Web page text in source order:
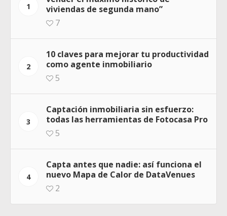
1
viviendas de segunda mano”
7
2
10 claves para mejorar tu productividad
como agente inmobiliario
5
3
Captación inmobiliaria sin esfuerzo:
todas las herramientas de Fotocasa Pro
5
4
Capta antes que nadie: así funciona el
nuevo Mapa de Calor de DataVenues
2